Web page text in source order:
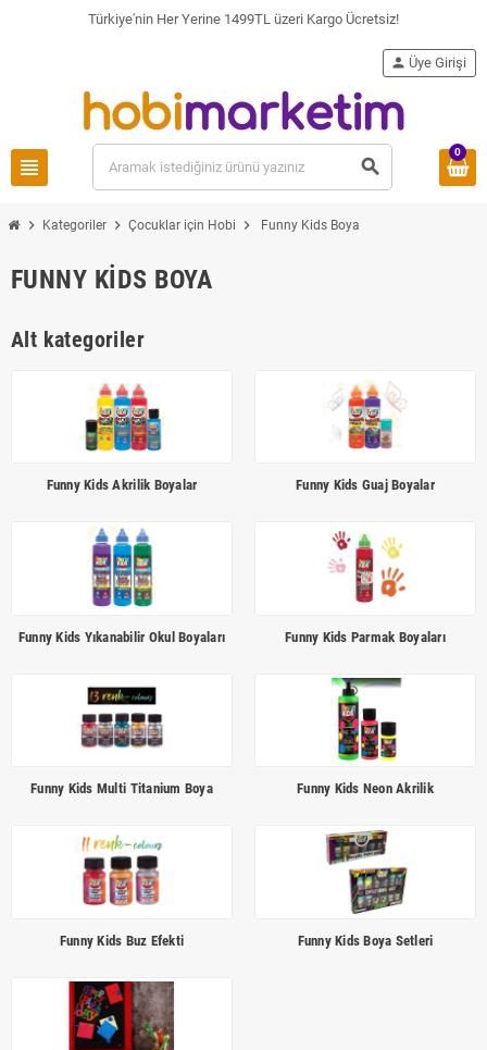
Türkiye'nin Her Yerine 1499TL üzeri Kargo Ücretsiz!
view_headline search
person Üye Girişi
0
chevron_right Kategoriler chevron_right Çocuklar için Hobi chevron_right Funny Kids Boya
FUNNY KIDS BOYA
Alt kategoriler
Funny Kids Akrilik Boyalar Funny Kids Guaj Boyalar
Funny Kids Yıkanabilir Okul Boyaları Funny Kids Parmak Boyaları
Funny Kids Multi Titanium Boya Funny Kids Neon Akrilik
Funny Kids Buz Efekti Funny Kids Boya Setleri